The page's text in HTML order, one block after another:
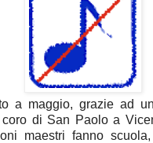
a maggio, grazie ad
di San Paolo a
maestri fanno